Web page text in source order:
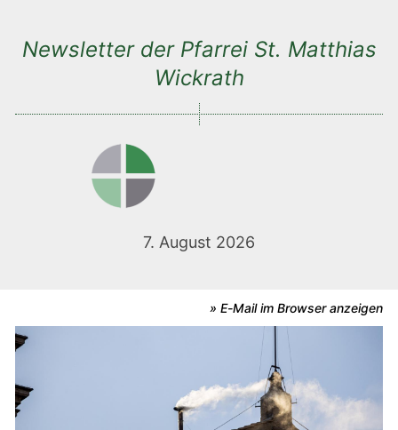
Newsletter der Pfarrei St. Matthias
Wickrath
7. August 2026
» E-Mail im Browser anzeigen